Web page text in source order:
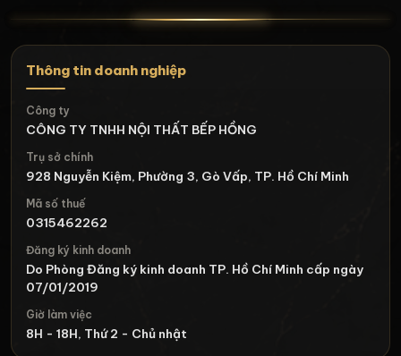
Thông tin doanh nghiệp
Công ty
CÔNG TY TNHH NỘI THẤT BẾP HỒNG
Trụ sở chính
928 Nguyễn Kiệm, Phường 3, Gò Vấp, TP. Hồ Chí Minh
Mã số thuế
0315462262
Đăng ký kinh doanh
Do Phòng Đăng ký kinh doanh TP. Hồ Chí Minh cấp ngày
07/01/2019
Giờ làm việc
8H - 18H, Thứ 2 - Chủ nhật